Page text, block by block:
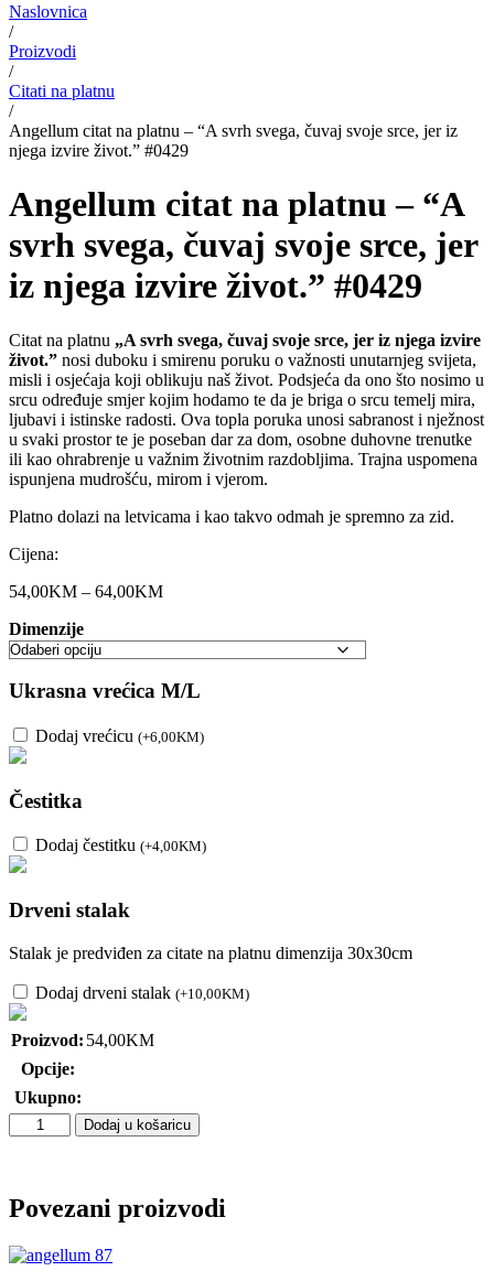
Naslovnica
/
Proizvodi
/
Citati na platnu
/
Angellum citat na platnu – “A svrh svega, čuvaj svoje srce, jer iz
njega izvire život.” #0429
Angellum citat na platnu – “A
svrh svega, čuvaj svoje srce, jer
iz njega izvire život.” #0429
Citat na platnu „A svrh svega, čuvaj svoje srce, jer iz njega izvire
život.” nosi duboku i smirenu poruku o važnosti unutarnjeg svijeta,
misli i osjećaja koji oblikuju naš život. Podsjeća da ono što nosimo u
srcu određuje smjer kojim hodamo te da je briga o srcu temelj mira,
ljubavi i istinske radosti. Ova topla poruka unosi sabranost i nježnost
u svaki prostor te je poseban dar za dom, osobne duhovne trenutke
ili kao ohrabrenje u važnim životnim razdobljima. Trajna uspomena
ispunjena mudrošću, mirom i vjerom.
Platno dolazi na letvicama i kao takvo odmah je spremno za zid.
Cijena:
54,00KM – 64,00KM
64,00KM
Dimenzije
Ukrasna vrećica M/L
Dodaj vrećicu (+6,00KM)
Čestitka
Dodaj čestitku (+4,00KM)
Drveni stalak
Stalak je predviđen za citate na platnu dimenzija 30x30cm
Dodaj drveni stalak (+10,00KM)
Proizvod: 54,00KM
Opcije:
Ukupno:
Angellum
citat
–
“A
svrh
svega,
Dodaj u košaricu
Povezani proizvodi